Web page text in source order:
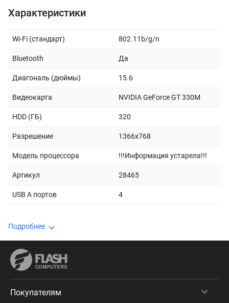
Характеристики
Wi-Fi (стандарт) 802.11b/g/n
Bluetooth Да
Диагональ (дюймы) 15.6
Видеокарта NVIDIA GeForce GT 330M
HDD (ГБ) 320
Разрешение 1366x768
Модель процессора !!!Информация устарела!!!
Артикул 28465
USB A портов 4
Подробнее
Покупателям